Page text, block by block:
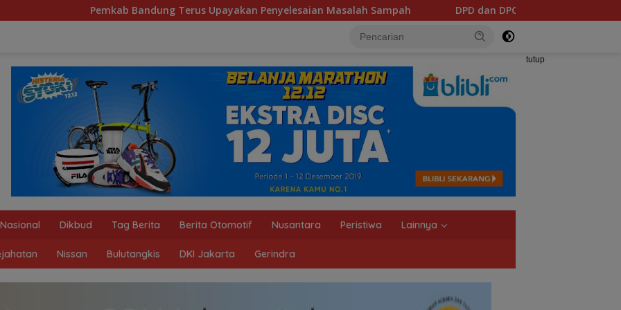
Bandung Terus Upayakan Penyelesaian Masalah Sampah DPD dan DPC Srikandi Jaga Desa se-Sulut Resmi
tutup
Nasional Dikbud Tag Berita Berita Otomotif Nusantara Peristiwa Lainnya
Nissan Bulutangkis DKI Jakarta Gerindra